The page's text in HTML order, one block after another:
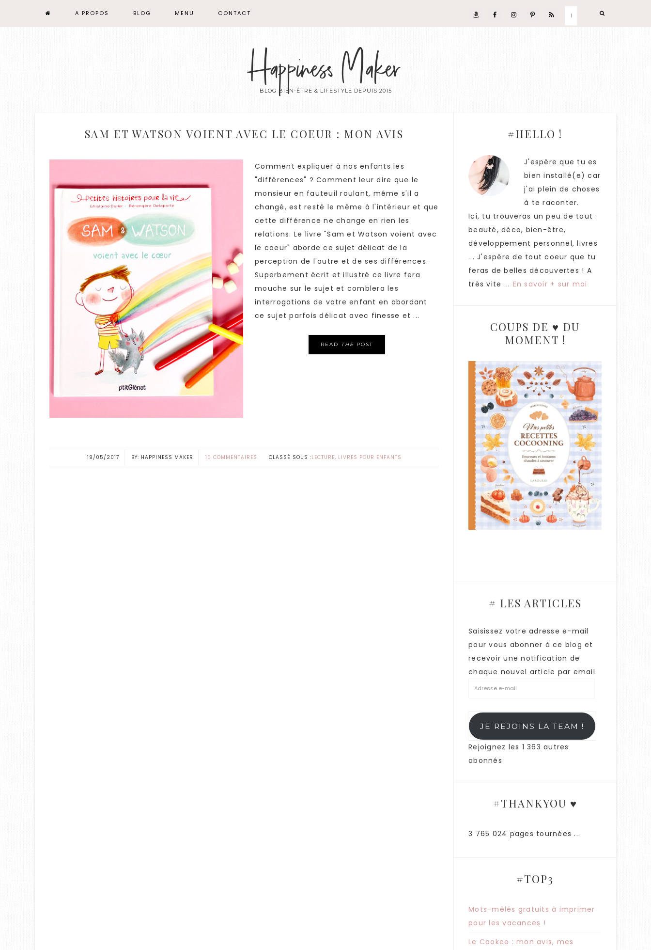
A PROPOS BLOG MENU CONTACT
Happiness Maker
BLOG BIEN-ÊTRE & LIFESTYLE DEPUIS 2015
SAM ET WATSON VOIENT AVEC LE COEUR : MON AVIS
Comment expliquer à nos enfants les
"différences" ? Comment leur dire que le
monsieur en fauteuil roulant, même s'il a
changé, est resté le même à l'intérieur et que
cette différence ne change en rien les
relations. Le livre "Sam et Watson voient avec
le coeur" aborde ce sujet délicat de la
perception de l'autre et de ses différences.
Superbement écrit et illustré ce livre fera
mouche sur le sujet et comblera les
interrogations de votre enfant en abordant
ce sujet parfois délicat avec finesse et ...
READ THE POST
19/05/2017 HAPPINESS MAKER 10 COMMENTAIRES CLASSÉ SOUS :LECTURE, LIVRES POUR ENFANTS
#HELLO !
J'espère que tu es
bien installé(e) car
j'ai plein de choses
à te raconter.
Ici, tu trouveras un peu de tout :
beauté, déco, bien-être,
développement personnel, livres
... J'espère de tout coeur que tu
feras de belles découvertes ! A
très vite ... En savoir + sur moi
COUPS DE ♥ DU
MOMENT !
# LES ARTICLES
Saisissez votre adresse e-mail
pour vous abonner à ce blog et
recevoir une notification de
chaque nouvel article par email.
JE REJOINS LA TEAM !
Rejoignez les 1 363 autres
abonnés
#THANKYOU ♥
3 765 024 pages tournées ...
#TOP3
Mots-mêlés gratuits à imprimer
pour les vacances !
Le Cookeo : mon avis, mes